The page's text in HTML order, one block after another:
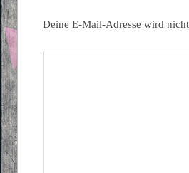
Deine E-Mail-Adresse wird